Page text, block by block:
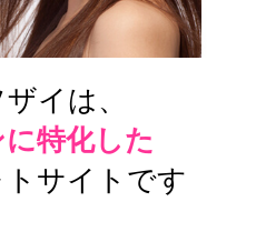
イは、
特化した
サイトです